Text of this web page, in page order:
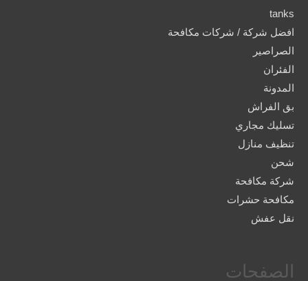
tanks
افضل شركة / شركات مكافحة
الصراصير
الفئران
المدونة
بق الفراش
تسليك مجاري
تنظيف منازل
شحن
شركة مكافحة
مكافحة حشرات
نقل عفش
الصفحات